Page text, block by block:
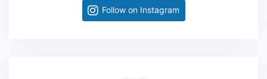
Follow on Instagram